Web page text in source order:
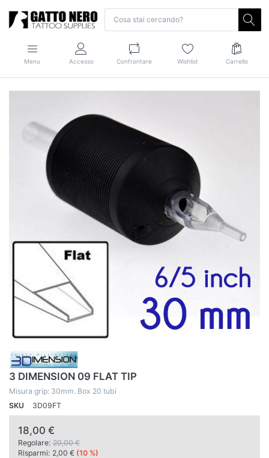
Menu Accesso Confrontare Wishlist Carrello
3 DIMENSION 09 FLAT TIP
Misura grip: 30mm. Box 20 tubi
SKU
3D09FT
18,00 €
Regolare: 20,00 €
Risparmi: 2,00 € (10 %)